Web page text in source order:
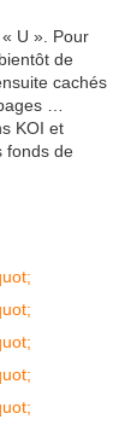
U ». Pour
de
cachés
…
KOI et
fonds de